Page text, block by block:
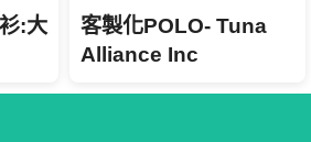
:大
客製化POLO- Tuna
Alliance Inc